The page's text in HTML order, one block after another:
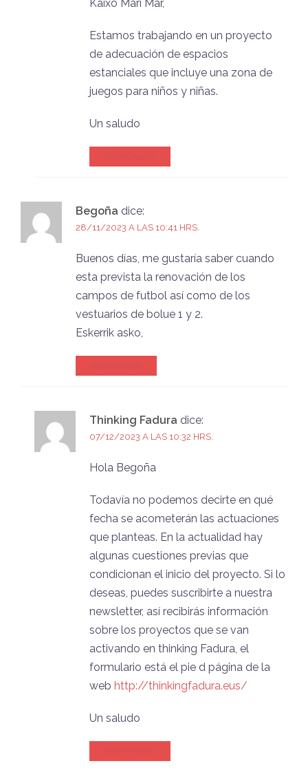
Kaixo Mari Mar,
Estamos trabajando en un proyecto
de adecuación de espacios
estanciales que incluye una zona de
juegos para niños y niñas.
Un saludo
Begoña dice:
28/11/2023 A LAS 10:41 HRS.
Buenos días, me gustaría saber cuando
esta prevista la renovación de los
campos de futbol así como de los
vestuarios de bolue 1 y 2.
Eskerrik asko,
Thinking Fadura dice:
07/12/2023 A LAS 10:32 HRS.
Hola Begoña
Todavía no podemos decirte en qué
fecha se acometerán las actuaciones
que planteas. En la actualidad hay
algunas cuestiones previas que
condicionan el inicio del proyecto. Si lo
deseas, puedes suscribirte a nuestra
newsletter, así recibirás información
sobre los proyectos que se van
activando en thinking Fadura, el
formulario está el pie d página de la
web http://thinkingfadura.eus/
Un saludo